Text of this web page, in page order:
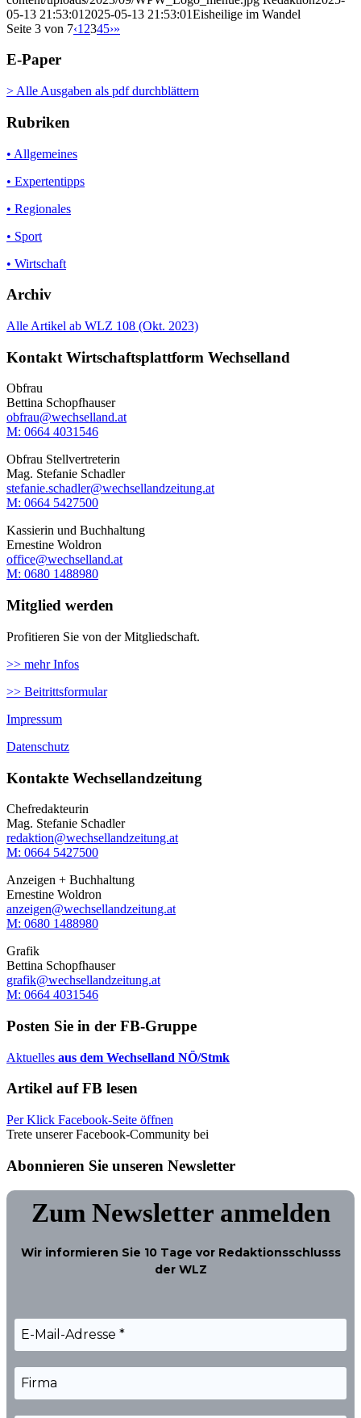
05-13 21:53:01 2025-05-13 21:53:01Eisheilige im Wandel
Seite 3 von 7‹1 2345›»
E-Paper
> Alle Ausgaben als pdf durchblättern
Rubriken
• Allgemeines
• Expertentipps
• Regionales
• Sport
• Wirtschaft
Archiv
Alle Artikel ab WLZ 108 (Okt. 2023)
Kontakt Wirtschaftsplattform Wechselland
Obfrau
Bettina Schopfhauser
obfrau@wechselland.at
M: 0664 4031546
Obfrau Stellvertreterin
Mag. Stefanie Schadler
stefanie.schadler@wechsellandzeitung.at
M: ‭0664 5427500‬
Kassierin und Buchhaltung
Ernestine Woldron
office@wechselland.at
M: ‭0680 1488980‬
Mitglied werden
Profitieren Sie von der Mitgliedschaft.
>> mehr Infos
>> Beitrittsformular
Impressum
Datenschutz
Kontakte Wechsellandzeitung
Chefredakteurin
Mag. Stefanie Schadler
redaktion@wechsellandzeitung.at
M: 0664 5427500‬
Anzeigen + Buchhaltung
Ernestine Woldron
anzeigen@wechsellandzeitung.at
M: ‭0680 1488980‬
Grafik
Bettina Schopfhauser
grafik@wechsellandzeitung.at
M: 0664 4031546
Posten Sie in der FB-Gruppe
Aktuelles aus dem Wechselland NÖ/Stmk
Artikel auf FB lesen
Per Klick Facebook-Seite öffnen
Trete unserer Facebook-Community bei
Abonnieren Sie unseren Newsletter
Zum Newsletter anmelden
Wir informieren Sie 10 Tage vor Redaktionsschlusss
der WLZ